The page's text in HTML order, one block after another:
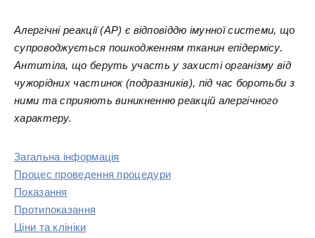
Алергічні реакції (АР) є відповіддю імунної системи, що
супроводжується пошкодженням тканин епідермісу.
Антитіла, що беруть участь у захисті організму від
чужорідних частинок (подразників), під час боротьби з
ними та сприяють виникненню реакцій алергічного
характеру.
Загальна інформація
Процес проведення процедури
Показання
Протипоказання
Ціни та клініки